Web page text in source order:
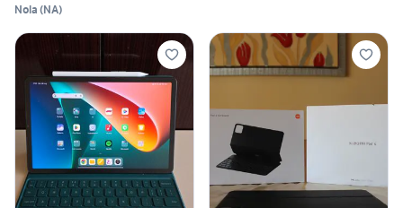
Nola (NA)